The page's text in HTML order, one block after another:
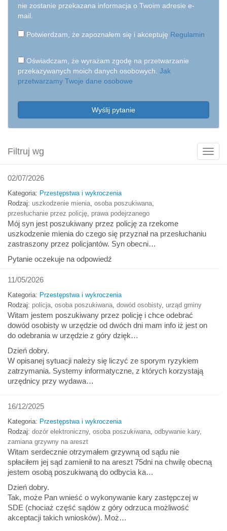
Pokaż
filtry
Filtruj wg
nie zostanie przekazana informacja o Twoim adresie e-
mail.
Potwierdzam, że zapoznałem się i akceptuję Regulamin
Oświadczam, że wyrażam zgodę na przetwarzanie
przekazywanych moich danych osobowych. Jak
przetwarzamy Twoje dane osobowe
Wyślij pytanie
02/07/2026
Kategoria: Przestępstwa i wykroczenia
Rodzaj: uszkodzenie mienia osoba poszukiwana
przesłuchanie przez policję prawa podejrzanego
Mój syn jest poszukiwany przez policję za rzekome
uszkodzenie mienia do czego się przyznał na przesłuchaniu
zastraszony przez policjantów. Syn obecni…
Pytanie oczekuje na odpowiedź
11/05/2026
Kategoria: Przestępstwa i wykroczenia
Rodzaj: policja osoba poszukiwana dowód osobisty, urząd gminy
Witam jestem poszukiwany przez policję i chce odebrać
dowód osobisty w urzędzie od dwóch dni mam info iż jest on
do odebrania w urzędzie z góry dzięk…
Dzień dobry.
W opisanej sytuacji należy się liczyć ze sporym ryzykiem
zatrzymania. Systemy informatyczne, z których korzystają
urzędnicy przy wydawa…
16/12/2025
Kategoria: Przestępstwa i wykroczenia
Rodzaj: dozór elektroniczny, osoba poszukiwana odbywanie kary,
zamiana grzywny na areszt
Witam serdecznie otrzymałem grzywną od sądu nie
spłaciłem jej sąd zamienił to na areszt 75dni na chwilę obecną
jestem osobą poszukiwaną do odbycia ka…
Dzień dobry.
Tak, może Pan wnieść o wykonywanie kary zastępczej w
SDE (chociaż część sądów z góry odrzuca możliwość
akceptacji takich wniosków). Moż…